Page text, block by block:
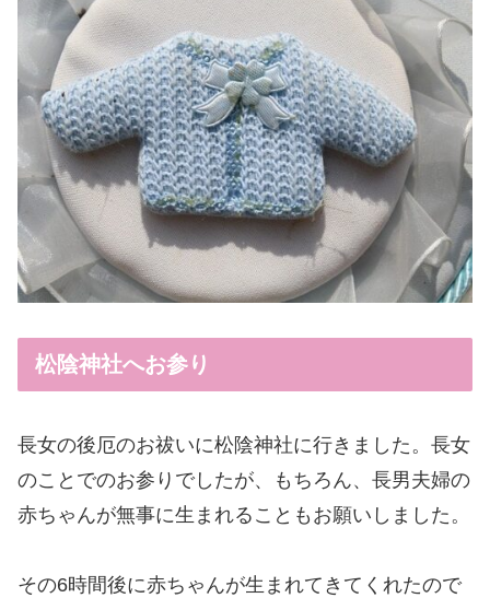
松陰神社へお参り
長女の後厄のお祓いに松陰神社に行きました。長女
のことでのお参りでしたが、もちろん、長男夫婦の
赤ちゃんが無事に生まれることもお願いしました。
その6時間後に赤ちゃんが生まれてきてくれたので